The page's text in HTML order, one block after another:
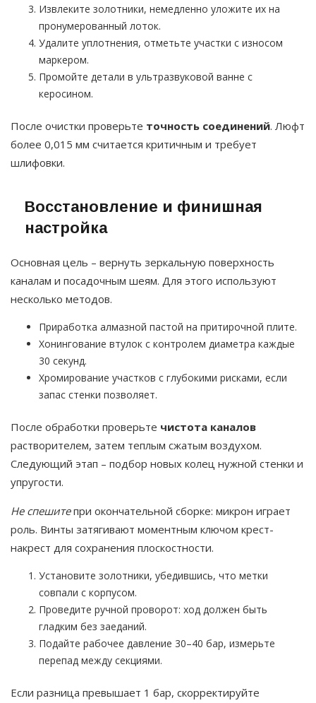
Извлеките золотники, немедленно уложите их на
пронумерованный лоток.
Удалите уплотнения, отметьте участки с износом
маркером.
Промойте детали в ультразвуковой ванне с
керосином.
После очистки проверьте точность соединений. Люфт
более 0,015 мм считается критичным и требует
шлифовки.
Восстановление и финишная
настройка
Основная цель – вернуть зеркальную поверхность
каналам и посадочным шеям. Для этого используют
несколько методов.
Приработка алмазной пастой на притирочной плите.
Хонингование втулок с контролем диаметра каждые
30 секунд.
Хромирование участков с глубокими рисками, если
запас стенки позволяет.
После обработки проверьте чистота каналов
растворителем, затем теплым сжатым воздухом.
Следующий этап – подбор новых колец нужной стенки и
упругости.
Не спешитепри окончательной сборке: микрон играет
роль. Винты затягивают моментным ключом крест-
накрест для сохранения плоскостности.
Установите золотники, убедившись, что метки
совпали с корпусом.
Проведите ручной проворот: ход должен быть
гладким без заеданий.
Подайте рабочее давление 30–40 бар, измерьте
перепад между секциями.
Если разница превышает 1 бар, скорректируйте